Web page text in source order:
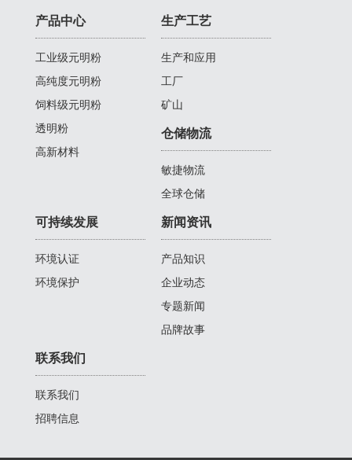
产品中心
工业级元明粉
高纯度元明粉
饲料级元明粉
透明粉
高新材料
生产工艺
生产和应用
工厂
矿山
仓储物流
敏捷物流
全球仓储
可持续发展
环境认证
环境保护
新闻资讯
产品知识
企业动态
专题新闻
品牌故事
联系我们
联系我们
招聘信息